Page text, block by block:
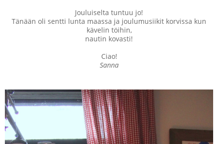
Jouluiselta tuntuu jo!
Tänään oli sentti lunta maassa ja joulumusiikit korvissa kun
kävelin töihin,
nautin kovasti!
Ciao!
Sanna